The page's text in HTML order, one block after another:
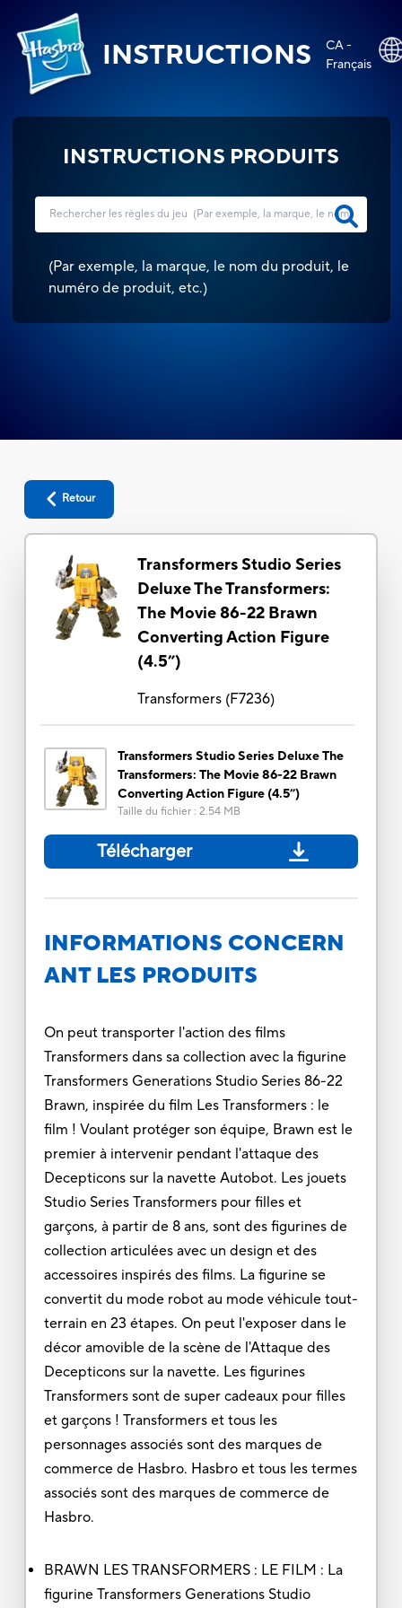
INSTRUCTIONS
CA -
Français
INSTRUCTIONS PRODUITS
(Par exemple, la marque, le nom du produit, le
numéro de produit, etc.)
Retour
Transformers Studio Series
Deluxe The Transformers:
The Movie 86-22 Brawn
Converting Action Figure
(4.5”)
Transformers(F7236)
Transformers Studio Series Deluxe The
Transformers: The Movie 86-22 Brawn
Converting Action Figure (4.5”)
Taille du fichier: 2.54 MB
Télécharger
INFORMATIONS CONCERN
ANT LES PRODUITS
On peut transporter l'action des films
Transformers dans sa collection avec la figurine
Transformers Generations Studio Series 86-22
Brawn, inspirée du film Les Transformers : le
film ! Voulant protéger son équipe, Brawn est le
premier à intervenir pendant l'attaque des
Decepticons sur la navette Autobot. Les jouets
Studio Series Transformers pour filles et
garçons, à partir de 8 ans, sont des figurines de
collection articulées avec un design et des
accessoires inspirés des films. La figurine se
convertit du mode robot au mode véhicule tout-
terrain en 23 étapes. On peut l'exposer dans le
décor amovible de la scène de l'Attaque des
Decepticons sur la navette. Les figurines
Transformers sont de super cadeaux pour filles
et garçons ! Transformers et tous les
personnages associés sont des marques de
commerce de Hasbro. Hasbro et tous les termes
associés sont des marques de commerce de
Hasbro.
BRAWN LES TRANSFORMERS : LE FILM : La
figurine Transformers Generations Studio